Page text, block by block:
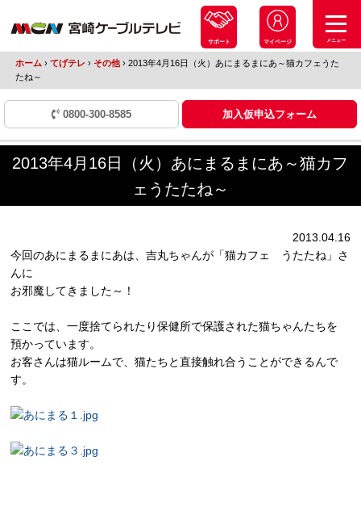
サポート マイページ メニュー
ホーム › てげテレ › その他 ›2013年4月16日（火）あにまるまにあ～猫カフェうた
たね～
0800-300-8585 加入仮申込フォーム
2013年4月16日（火）あにまるまにあ～猫カフ
ェうたたね～
2013.04.16
今回のあにまるまにあは、吉丸ちゃんが「猫カフェ うたたね」さ
んに
お邪魔してきました～！
ここでは、一度捨てられたり保健所で保護された猫ちゃんたちを
預かっています。
お客さんは猫ルームで、猫たちと直接触れ合うことができるんで
す。